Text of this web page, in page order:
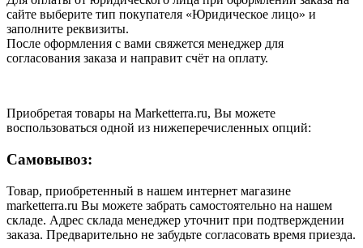
сайте выберите тип покупателя «Юридическое лицо» и
заполните реквизиты.
После оформления с вами свяжется менеджер для
согласования заказа и направит счёт на оплату.
Приобретая товары на Marketterra.ru, Вы можете
воспользоваться одной из нижеперечисленных опций:
Самовывоз:
Товар, приобретенный в нашем интернет магазине
marketterra.ru Вы можете забрать самостоятельно на нашем
складе. Адрес склада менеджер уточнит при подтверждении
заказа. Предварительно не забудьте согласовать время приезда.